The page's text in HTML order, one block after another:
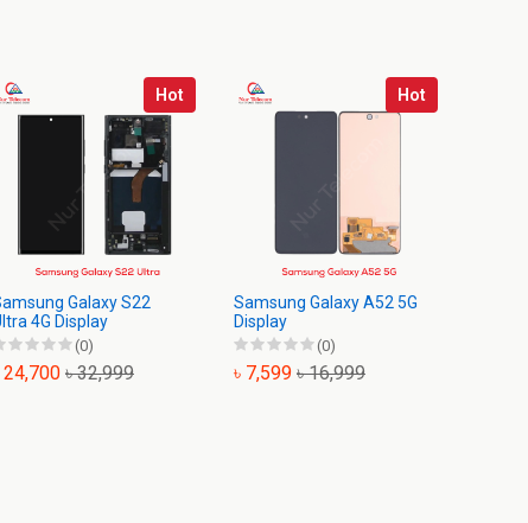
Hot
Galaxy S22
4G Display
(0)
24,700 ৳ 32,999
Hot
Samsung Galaxy A52 5G
Display
(0)
৳ 7,599 ৳ 16,999